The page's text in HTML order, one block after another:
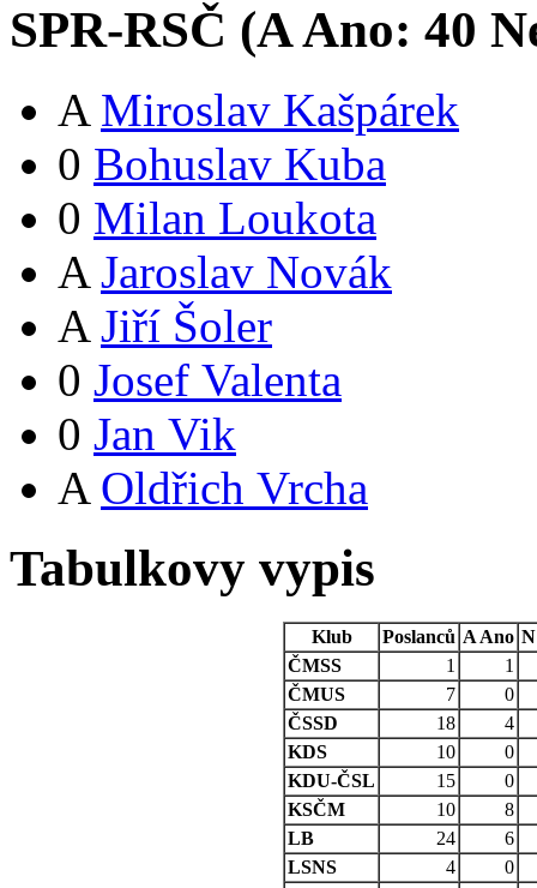
SPR-RSČ (AAno: 40
A Miroslav Kašpárek
0 Bohuslav Kuba
0 Milan Loukota
A Jaroslav Novák
A Jiří Šoler
0 Josef Valenta
0 Jan Vik
A Oldřich Vrcha
Tabulkovy vypis
Klub Poslanců A Ano N
ČMSS
1
1
ČMUS
7
0
ČSSD
18
4
KDS
10
0
KDU-ČSL
15
0
KSČM
10
8
LB
24
6
LSNS
4
0